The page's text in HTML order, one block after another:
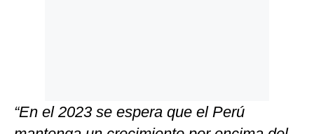
“En el 2023 se espera que el Perú